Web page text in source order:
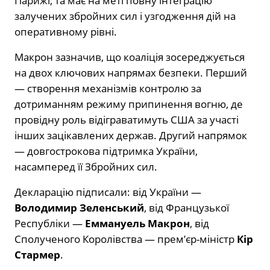
залучених збройних сил і узгодження дій на
оперативному рівні.
Макрон зазначив, що коаліція зосереджується
на двох ключових напрямах безпеки. Перший
— створення механізмів контролю за
дотриманням режиму припинення вогню, де
провідну роль відіграватимуть США за участі
інших зацікавлених держав. Другий напрямок
— довгострокова підтримка України,
насамперед її Збройних сил.
Декларацію підписали: від України —
Володимир Зеленський, від Французької
Республіки — Еммануель Макрон, від
Сполученого Королівства — прем’єр-міністр Кір
Стармер.